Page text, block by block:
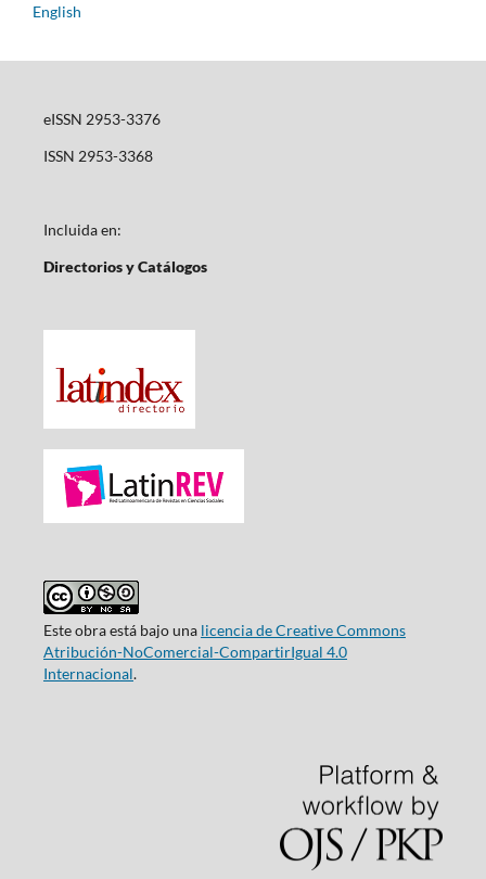
English
eISSN 2953-3376
ISSN 2953-3368
Incluida en:
Directorios y Catálogos
Este obra está bajo una licencia de Creative Commons
Atribución-NoComercial-CompartirIgual 4.0
Internacional.